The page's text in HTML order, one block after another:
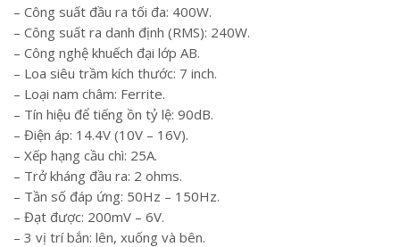
– Công suất đầu ra tối đa: 400W.
– Công suất ra danh định (RMS): 240W.
– Công nghệ khuếch đại lớp AB.
– Loa siêu trầm kích thước: 7 inch.
– Loại nam châm: Ferrite.
– Tín hiệu để tiếng ồn tỷ lệ: 90dB.
– Điện áp: 14.4V (10V – 16V).
– Xếp hạng cầu chì: 25A.
– Trở kháng đầu ra: 2 ohms.
– Tần số đáp ứng: 50Hz – 150Hz.
– Đạt được: 200mV – 6V.
– 3 vị trí bắn: lên, xuống và bên.